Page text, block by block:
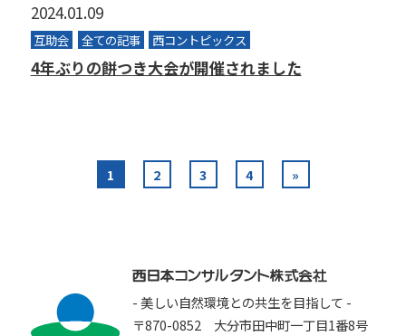
2024.01.09
互助会 全ての記事 西コントピックス
4年ぶりの餅つき大会が開催されました
1 2 3 4 »
- 美しい自然環境との共生を目指して -
〒870-0852 大分市田中町一丁目1番8号